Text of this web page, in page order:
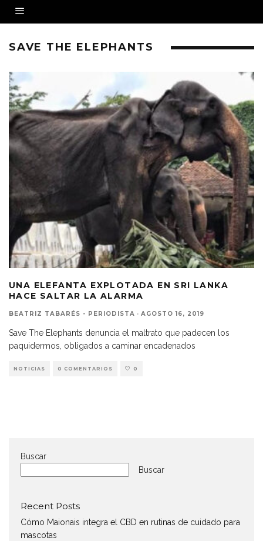
SAVE THE ELEPHANTS
UNA ELEFANTA EXPLOTADA EN SRI LANKA
HACE SALTAR LA ALARMA
BEATRIZ TABARÉS - PERIODISTA · AGOSTO 16, 2019
Save The Elephants denuncia el maltrato que padecen los
paquidermos, obligados a caminar encadenados
NOTICIAS 0 COMENTARIOS 0
Buscar
Buscar
Recent Posts
Cómo Maionais integra el CBD en rutinas de cuidado para
mascotas